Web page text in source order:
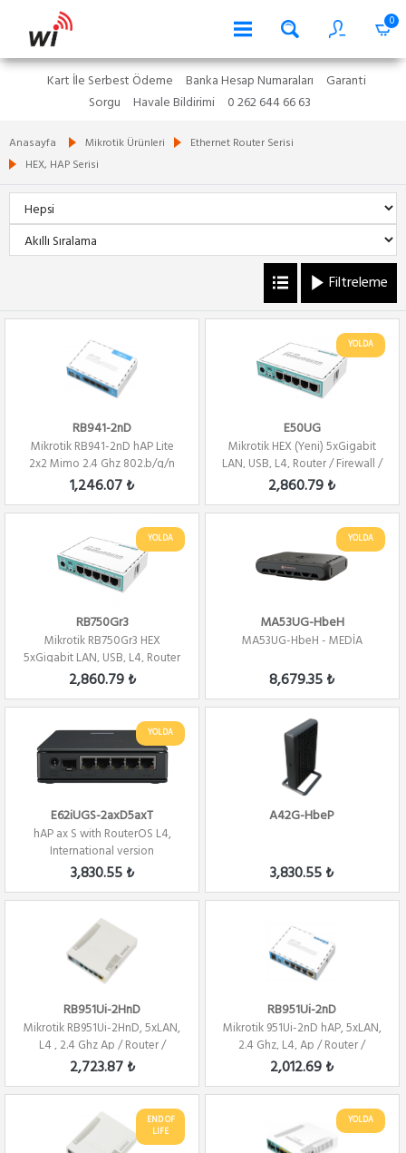
0
Kart İle Serbest Ödeme Banka Hesap Numaraları
Garanti
Sorgu
Havale Bildirimi 0 262 644 66 63
Anasayfa Mikrotik Ürünleri
Ethernet Router Serisi
HEX, HAP Serisi
Filtreleme
RB941-2nD
Mikrotik RB941-2nD hAP Lite
2x2 Mimo 2.4 Ghz 802.b/g/n
Wifi ...
1,246.07 ₺
YOLDA
E50UG
Mikrotik HEX (Yeni) 5xGigabit
LAN, USB, L4, Router / Firewall /
H...
2,860.79 ₺
YOLDA
RB750Gr3
Mikrotik RB750Gr3 HEX
5xGigabit LAN, USB, L4, Router
/ Firewall / ...
2,860.79 ₺
YOLDA
MA53UG-HbeH
MA53UG-HbeH - MEDİA
8,679.35 ₺
YOLDA
E62iUGS-2axD5axT
hAP ax S with RouterOS L4,
International version
3,830.55 ₺
A42G-HbeP
3,830.55 ₺
RB951Ui-2HnD
Mikrotik RB951Ui-2HnD, 5xLAN,
L4 , 2.4 Ghz Ap / Router /
Firewall ...
2,723.87 ₺
RB951Ui-2nD
Mikrotik 951Ui-2nD hAP, 5xLAN,
2.4 Ghz, L4, Ap / Router /
Firewal...
2,012.69 ₺
END OF
LIFE
YOLDA